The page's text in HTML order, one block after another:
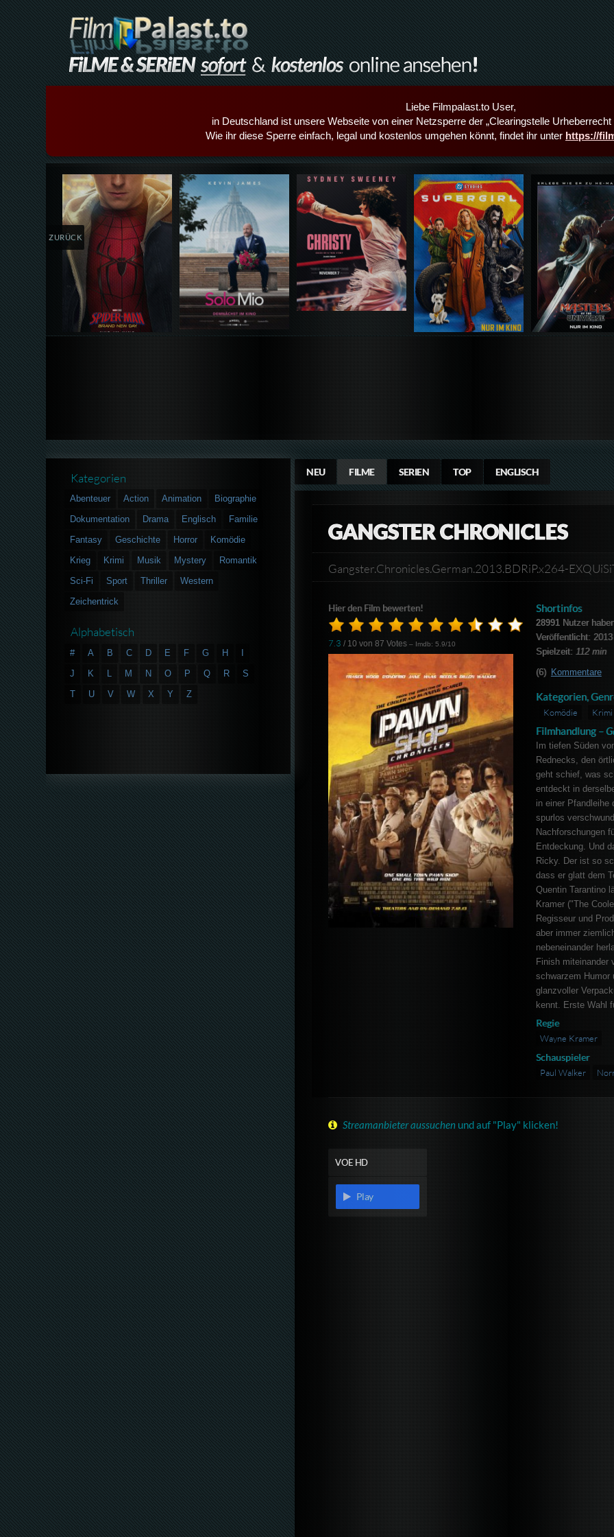
Liebe Filmpalast.to User,
in Deutschland ist unsere Webseite von einer Netzsperre der „Clearingstelle Urheberrecht
Wie ihr diese Sperre einfach, legal und kostenlos umgehen könnt, findet ihr unter https://
Details,Play Details,Play Details,Play Details,Play Details,Play
ZURÜCK
NEU FILME SERIEN TOP ENGLISCH
GANGSTER CHRONICLES
Gangster.Chronicles.German.2013.BDRiP.x264-
Hier den Film bewerten!
7.3 / 10 von87 Votes – Imdb: 5.9/10
Shortinfos
28991Nutzer
Veröffentlicht: 2013
Spielzeit: 112 min
(6) Kommentare
Kategorien,
Komödie Krimi
Filmhandlung –
Im tiefen Süden
Rednecks, den
geht schief, was
entdeckt in
in einer Pfandleihe
spurlos
Nachforschungen
Entdeckung. Und
Ricky. Der ist so
dass er glatt dem
Quentin Tarantino
Kramer ("The
Regisseur und
aber immer
nebeneinander
Finish miteinander
schwarzem Humor
glanzvoller
kennt. Erste Wahl
Regie
Wayne Kramer
Schauspieler
Paul Walker
Streamanbieter aussuchen und auf "Play" klicken!
VOE HD
Play
Kategorien
Abenteuer Action Animation
Biographie
Dokumentation
Drama Englisch
Familie
Fantasy
Geschichte Horror
Komödie
Krieg
Krimi Musik Mystery
Romantik
Sci-Fi
Sport Thriller
Western
Zeichentrick
Alphabetisch
# A B C D E F G H
J
K L M N O P Q R
S
T
U V W X Y Z